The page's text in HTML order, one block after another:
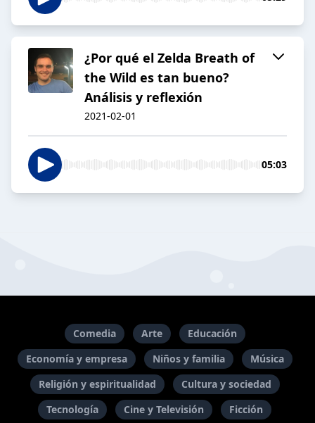
¿Por qué el Zelda Breath of
the Wild es tan bueno?
Análisis y reflexión
2021-02-01
05:03
Comedia Arte
Educación
Economía y empresa
Niños y familia
Música
Religión y espiritualidad
Cultura y sociedad
Tecnología
Cine y Televisión Ficción